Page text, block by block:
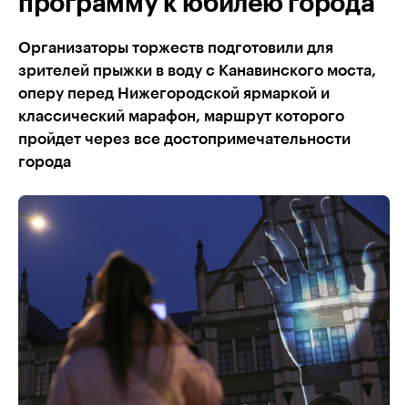
Организаторы торжеств подготовили для
зрителей прыжки в воду с Канавинского моста,
оперу перед Нижегородской ярмаркой и
классический марафон, маршрут которого
пройдет через все достопримечательности
города